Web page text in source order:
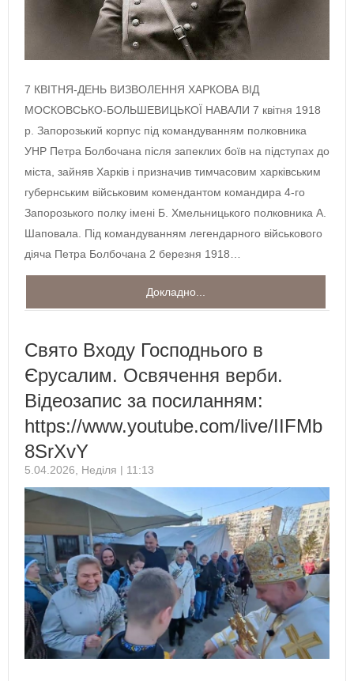
7 КВІТНЯ-ДЕНЬ ВИЗВОЛЕННЯ ХАРКОВА ВІД
МОСКОВСЬКО-БОЛЬШЕВИЦЬКОЇ НАВАЛИ 7 квітня 1918
р. Запорозький корпус під командуванням полковника
УНР Петра Болбочана після запеклих боїв на підступах до
міста, зайняв Харків і призначив тимчасовим харківським
губернським військовим комендантом командира 4-го
Запорозького полку імені Б. Хмельницького полковника А.
Шаповала. Під командуванням легендарного військового
діяча Петра Болбочана 2 березня 1918…
Докладно...
Свято Входу Господнього в
Єрусалим. Освячення верби.
Відеозапис за посиланням:
https://www.youtube.com/live/IIFMb
8SrXvY
5.04.2026, Неділя | 11:13